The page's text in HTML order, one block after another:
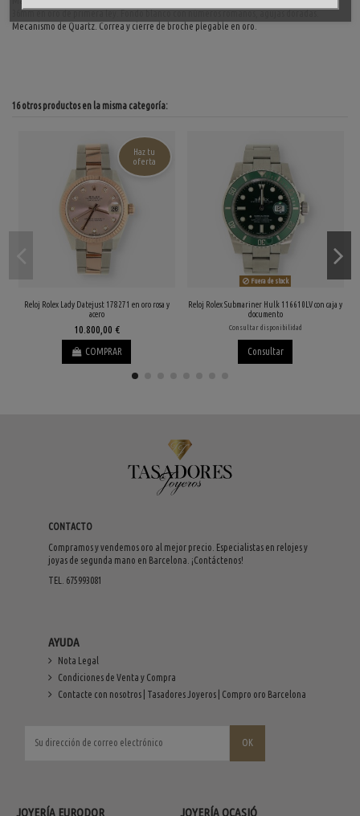
36mm en oro de primera ley. Fondo blanco con números romanos, agujas doradas.
Mecanismo de Quartz. Correa y cierre de broche plegable en oro.
16 otros productos en la misma categoría:
Reloj Rolex Lady Datejust 178271 en oro rosa y
acero
10.800,00 €
COMPRAR
Haz tu
oferta
Fuera de stock
Reloj Rolex Submariner Hulk 116610LV con caja y
documento
Consultar disponibilidad
Consultar
CONTACTO
Compramos y vendemos oro al mejor precio. Especialistas en relojes y
joyas de segunda mano en Barcelona. ¡Contáctenos!
TEL. 675993081
AYUDA
Nota Legal
Condiciones de Venta y Compra
Contacte con nosotros | Tasadores Joyeros | Compro oro Barcelona
JOYERÍA EURODOR JOYERÍA OCASIÓ